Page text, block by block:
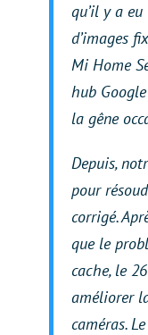
qu’il y a
d’images
Mi Home
hub
la gêne
Depuis,
pour
corrigé.
que le
cache, le
améliorer
caméras.